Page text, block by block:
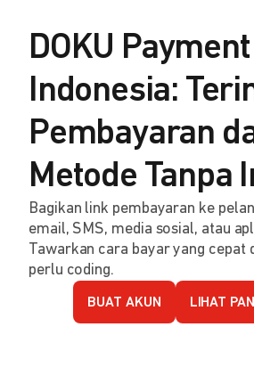
DOKU
Indonesia:
Pembayaran
Metode Tanpa
Bagikan link pembayaran ke
email, SMS, media sosial, atau
Tawarkan cara bayar yang cepat
perlu coding.
BUAT AKUN LIHAT